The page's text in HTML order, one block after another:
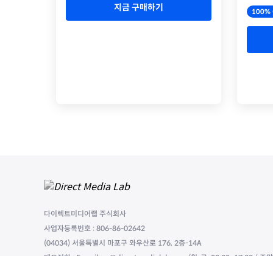
지금 구매하기 100%
다이렉트미디어랩 주식회사
사업자등록번호 : 806-86-02642
(04034) 서울특별시 마포구 와우산로 176, 2층-14A